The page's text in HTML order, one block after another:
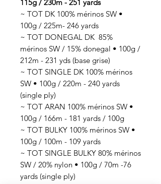
115g / 230m - 251 yards
~ TOT DK 100% mérinos SW •
100g / 225m- 246 yards
~ TOT DONEGAL DK 85%
mérinos SW / 15% donegal • 100g /
212m - 231 yds (base grise)
~ TOT SINGLE DK 100% mérinos
SW • 100g / 220m - 240 yards
(single ply)
~ TOT ARAN 100% mérinos SW •
100g / 166m - 181 yards / 100g
~ TOT BULKY 100% mérinos SW •
100g / 100m - 109 yards
~ TOT SINGLE BULKY 80% mérinos
SW / 20% nylon • 100g / 70m -76
yards (single ply)